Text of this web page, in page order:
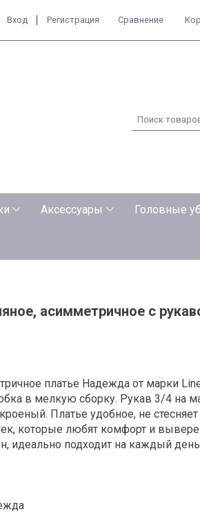
Вход Регистрация Сравнение
Аксессуары Головные
асимметричное с
платье Надежда от марки
в мелкую сборку. Рукав 3/4 на
Платье удобное, не
которые любят комфорт и
идеально подходит на каждый